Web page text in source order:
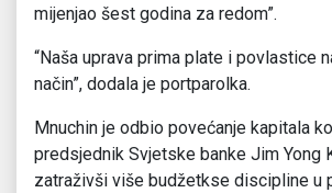
mijenjao šest godina za redom”.
“Naša uprava prima plate i povlastice
način”, dodala je portparolka.
Mnuchin je odbio povećanje kapitala
predsjednik Svjetske banke Jim Yong
zatraživši više budžetkse discipline u